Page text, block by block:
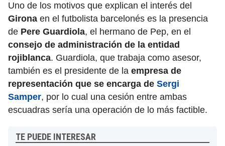
Uno de los motivos que explican el interés del
Girona en el futbolista barcelonés es la presencia
de Pere Guardiola, el hermano de Pep, en el
consejo de administración de la entidad
rojiblanca. Guardiola, que trabaja como asesor,
también es el presidente de la empresa de
representación que se encarga de Sergi
Samper, por lo cual una cesión entre ambas
escuadras sería una operación de lo más factible.
TE PUEDE INTERESAR